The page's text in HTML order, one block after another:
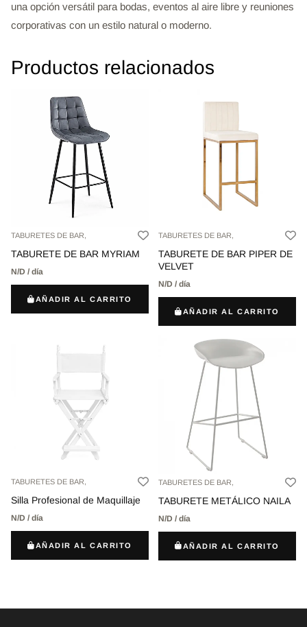
una opción versátil para bodas, eventos al aire libre y reuniones
corporativas con un estilo natural o moderno.
Productos relacionados
TABURETES DE BAR,
TABURETE DE BAR MYRIAM
N/D / día
AÑADIR AL CARRITO
TABURETES DE BAR,
TABURETE DE BAR PIPER DE
VELVET
N/D / día
AÑADIR AL CARRITO
TABURETES DE BAR,
Silla Profesional de Maquillaje
N/D / día
AÑADIR AL CARRITO
TABURETES DE BAR,
TABURETE METÁLICO NAILA
N/D / día
AÑADIR AL CARRITO